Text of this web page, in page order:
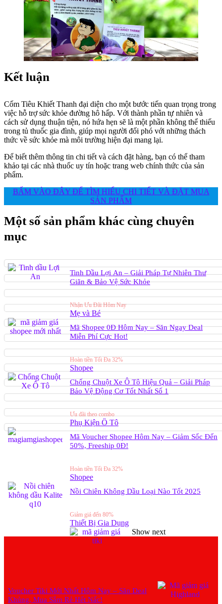
Kết luận
Cốm Tiêu Khiết Thanh đại diện cho một bước tiến quan trọng trong
việc hỗ trợ sức khỏe đường hô hấp. Với thành phần tự nhiên và
cách sử dụng thuận tiện, nó hứa hẹn sẽ là một phần không thể thiếu
trong tủ thuốc gia đình, giúp mọi người đối phó với những thách
thức về sức khỏe mà môi trường hiện đại mang lại.
Để biết thêm thông tin chi tiết và cách đặt hàng, bạn có thể tham
khảo tại các nhà thuốc uy tín hoặc trang web chính thức của sản
phẩm.
BẤM VÀO ĐÂY ĐỂ TÌM HIỂU CHI TIẾT VÀ ĐẶT MUA
SẢN PHẨM
Một số sản phẩm khác cùng chuyên
mục
Tinh Dầu Lợi An – Giải Pháp Tự Nhiên Thư
Giãn & Bảo Vệ Sức Khỏe
Nhận Ưu Đãi Hôm Nay
Mẹ và Bé
Mã Shopee 0Đ Hôm Nay – Săn Ngay Deal
Miễn Phí Cực Hot!
Hoàn tiền Tối Đa 32%
Shopee
Chống Chuột Xe Ô Tô Hiệu Quả – Giải Pháp
Bảo Vệ Động Cơ Tốt Nhất Số 1
Ưu đãi theo combo
Phụ Kiện Ô Tô
Mã Voucher Shopee Hôm Nay – Giảm Sốc Đến
50%, Freeship 0Đ!
Hoàn tiền Tối Đa 32%
Shopee
Nồi Chiên Không Dầu Loại Nào Tốt 2025
Giảm giá đến 80%
Thiết Bị Gia Dụng
Voucher Tiki Mới Nhất Hôm Nay – Săn Deal
Khủng, Mua Sắm Rẻ Hết Nấc!
Show next